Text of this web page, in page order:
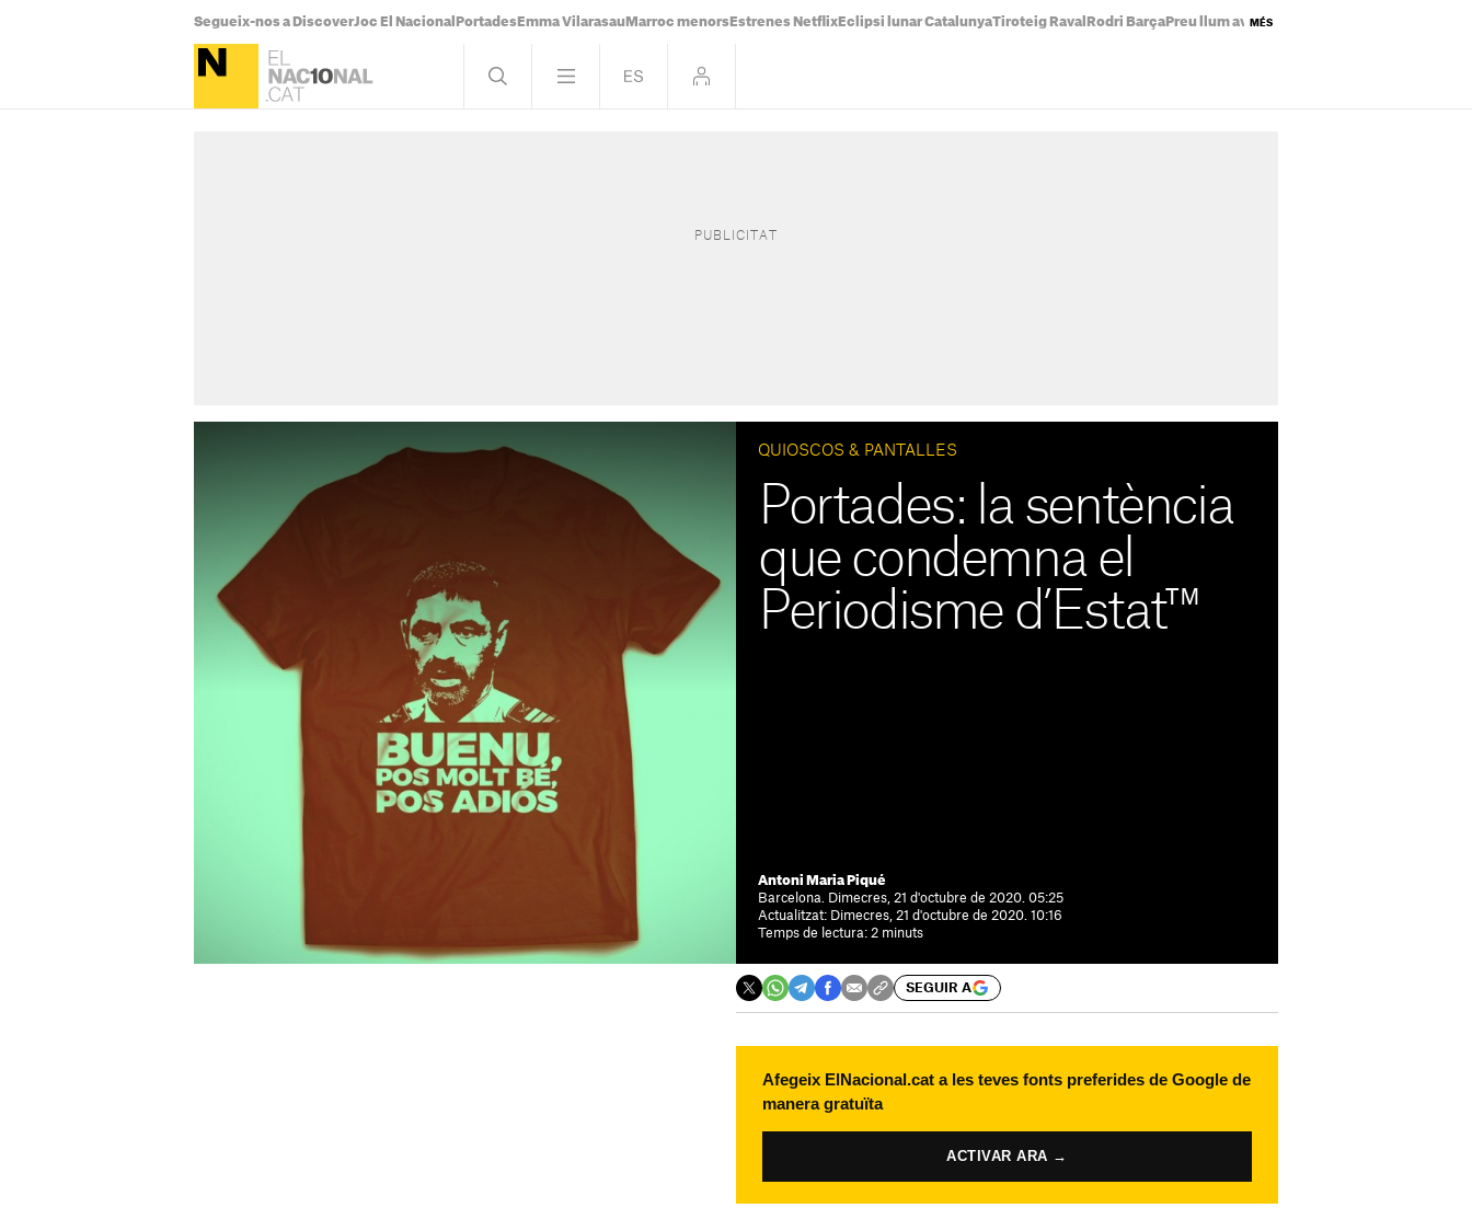
Segueix-nos a DiscoverJoc El Nacional Portades Emma Vilarasau Marroc menors Estrenes Netflix Eclipsi lunar CatalunyaTiroteig Raval Rodri Barça Preu llum avuiTemps Catalunya
MÉS
QUIOSCOS & PANTALLES
Portades: la sentència
que condemna el
Periodisme d’Estat™
Antoni Maria Piqué
Barcelona. Dimecres, 21 d'octubre de 2020. 05:25
Actualitzat: Dimecres, 21 d'octubre de 2020. 10:16
Temps de lectura: 2 minuts
SEGUIR A
Afegeix ElNacional.cat a les teves fonts preferides de Google de
manera gratuïta
ACTIVAR ARA →